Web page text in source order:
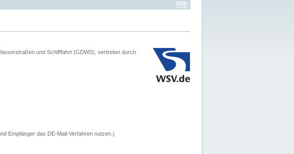
und Schifffahrt (GDWS), vertreten durch
Empfänger das DE-Mail-Verfahren nutzen.)